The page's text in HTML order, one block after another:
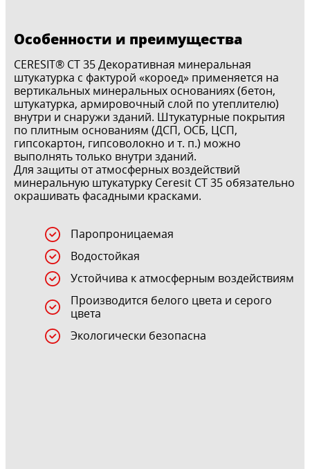
Особенности и преимущества
CERESIT® CT 35 Декоративная минеральная
штукатурка с фактурой «короед» применяется на
вертикальных минеральных основаниях (бетон,
штукатурка, армировочный слой по утеплителю)
внутри и снаружи зданий. Штукатурные покрытия
по плитным основаниям (ДСП, ОСБ, ЦСП,
гипсокартон, гипсоволокно и т. п.) можно
выполнять только внутри зданий.
Для защиты от атмосферных воздействий
минеральную штукатурку Ceresit CT 35 обязательно
окрашивать фасадными красками.
Паропроницаемая
Водостойкая
Устойчива к атмосферным воздействиям
Производится белого цвета и серого
цвета
Экологически безопасна